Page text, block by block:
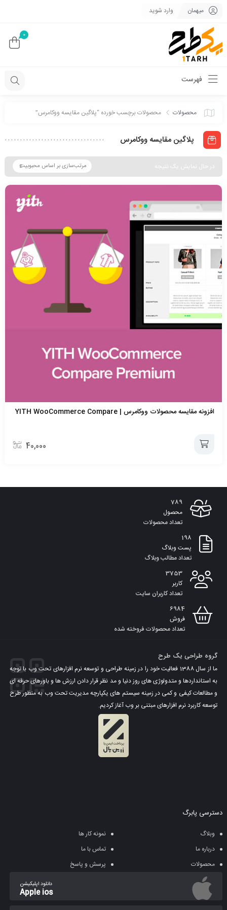
میهمان وارد شوید
0
فهرست
محصولات محصولات برچسب خورده “پلاگین مقایسه ووکامرس”
پلاگین مقایسه ووکامرس
در حال نمایش یک نتیجه
افزونه مقایسه محصولات ووکامرس | YITH WooCommerce Compare
40,000
به
سبد
789
محصول
تعداد محصولات
198
پست وبلاگ
تعداد مطالب وبلاگ
3753
کاربر
تعداد کاربران سایت
6984
فروش
تعداد محصولات فروخته شده
گروه طراحی یک طرح
ما از سال 1388 فعالیت خود را در زمینه طراحی و توسعه نرم افزارهای تحت وب با توجه
به استانداردها و متدولوژی های روز دنیا و مد نظر قرار دادن ارزش ها و باورهای حرفه ای
و مطالعات کیفی و کمی در زمینه سیستم های یکپارچه مدیریت تحت وب به منظور طرح
توسعه کاربرد نرم افزارهای مبتنی بر وب آغاز کردیم.
دسترسی پابرگ
وبلاگ
نمونه کار ها
درباره ما
تماس با ما
محصولات
پرسش و پاسخ
دانلود اپلیکیشن
Apple ios